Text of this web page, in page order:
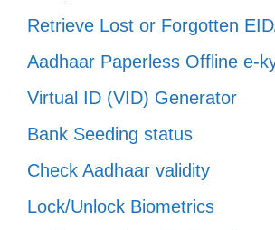
Retrieve Lost or Forgotten
Aadhaar Paperless Offline e-
Virtual ID (VID) Generator
Bank Seeding status
Check Aadhaar validity
Lock/Unlock Biometrics